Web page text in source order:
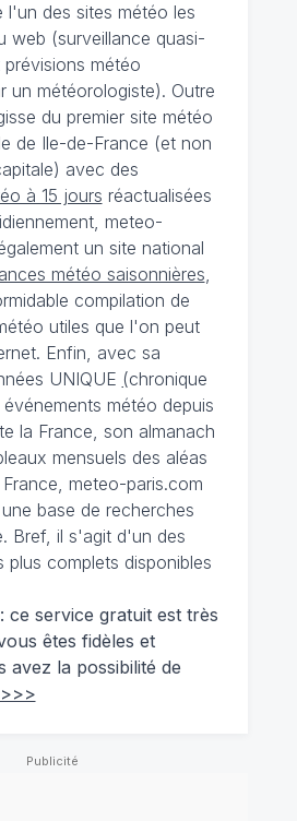
l'un des sites météo les
web (surveillance quasi-
météo
un météorologiste). Outre
du premier site météo
de Ile-de-France (et non
avec des
à 15 jours réactualisées
meteo-
un site national
météo saisonnières,
compilation de
utiles que l'on peut
Enfin, avec sa
UNIQUE (chronique
événements météo depuis
la France, son almanach
mensuels des aléas
meteo-paris.com
base de recherches
Bref, il s'agit d'un des
plus complets disponibles
ce service gratuit est très
êtes fidèles et
avez la possibilité de